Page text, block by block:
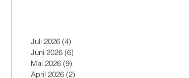
Juli 2026 (4)
Juni 2026 (6)
Mai 2026 (9)
April 2026 (2)